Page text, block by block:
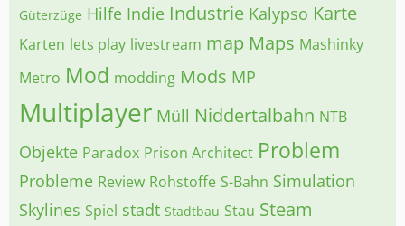
Güterzüge Hilfe Indie Industrie Kalypso Karte
Karten lets play livestream map Maps Mashinky
Metro Mod modding Mods MP
Multiplayer Müll Niddertalbahn NTB
Objekte Paradox Prison Architect Problem
Probleme Review Rohstoffe S-Bahn Simulation
Skylines Spiel stadt Stadtbau Stau Steam